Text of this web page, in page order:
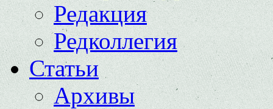
Редакция
Редколлегия
Статьи
Архивы